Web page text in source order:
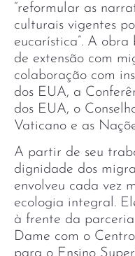
“reformular as
culturais vigentes
eucarística”. A obra
de extensão com
colaboração com
dos EUA, a
dos EUA, o
Vaticano e as
A partir de seu
dignidade dos
envolveu cada vez
ecologia integral.
à frente da
Dame com o